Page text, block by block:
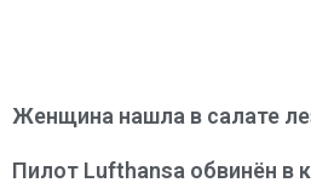
Женщина нашла в салате
Пилот Lufthansa обвинён в